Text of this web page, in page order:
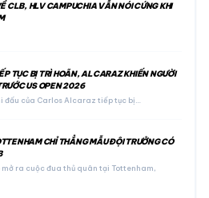
CLB, HLV CAMPUCHIA VẪN NÓI CỨNG KHI
TỤC BỊ TRÌ HOÃN, ALCARAZ KHIẾN NGƯỜI
US OPEN 2026
đấu của Carlos Alcaraz tiếp tục bị…
CHỈ THẲNG MẪU ĐỘI TRƯỞNG CÓ
mở ra cuộc đua thủ quân tại Tottenham,